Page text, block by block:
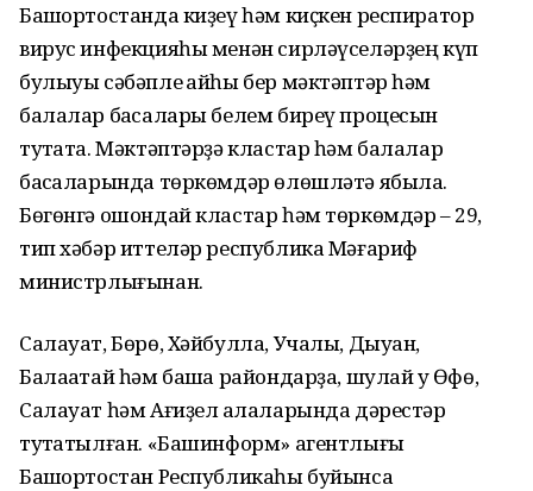
Башҡортостанда киҙеү һәм киҫкен респиратор
вирус инфекцияһы менән сирләүселәрҙең күп
булыуы сәбәпле ҡайһы бер мәктәптәр һәм
балалар баҡсалары белем биреү процесын
туҡтата. Мәктәптәрҙә кластар һәм балалар
баҡсаларында төркөмдәр өлөшләтә ябыла.
Бөгөнгә ошондай кластар һәм төркөмдәр – 29,
тип хәбәр иттеләр республика Мәғариф
министрлығынан.
Салауат, Бөрө, Хәйбулла, Учалы, Дыуан,
Балаҡатай һәм башҡа райондарҙа, шулай уҡ Өфө,
Салауат һәм Ағиҙел ҡалаларында дәрестәр
туҡтатылған. «Башинформ» агентлығы
Башҡортостан Республикаһы буйынса